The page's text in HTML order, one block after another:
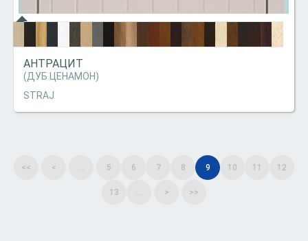
АНТРАЦИТ
(ДУБ ЦЕНАМОН)
STRAJ
<< < ... 5 6 7 8 9 10 11 12
13 ... > >>